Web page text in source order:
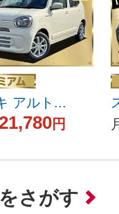
アルト...
21,780円
さがす